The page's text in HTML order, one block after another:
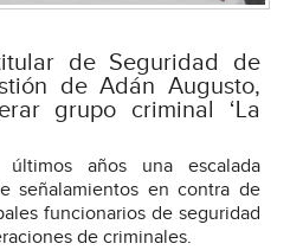
de Seguridad de
de Adán Augusto,
grupo criminal ‘La
años una escalada
señalamientos en contra de
funcionarios de seguridad
de criminales.